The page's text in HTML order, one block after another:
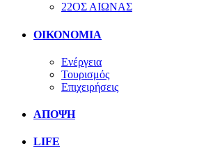
22ΟΣ ΑΙΩΝΑΣ
ΟΙΚΟΝΟΜΙΑ
Ενέργεια
Τουρισμός
Επιχειρήσεις
ΑΠΟΨΗ
LIFE